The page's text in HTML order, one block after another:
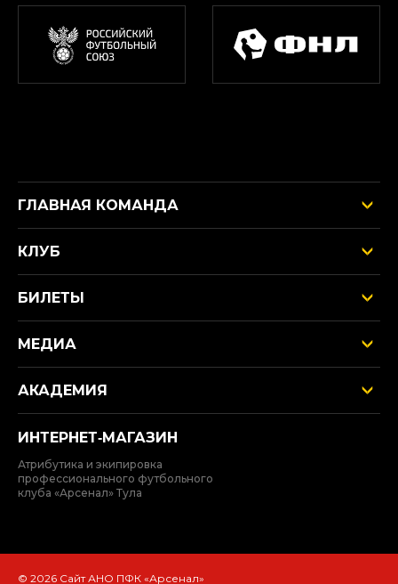
ГЛАВНАЯ КОМАНДА
КЛУБ
БИЛЕТЫ
МЕДИА
АКАДЕМИЯ
ИНТЕРНЕТ‑МАГАЗИН
Атрибутика и экипировка
профессионального футбольного
клуба «Арсенал» Тула
© 2026 Сайт АНО ПФК «Арсенал»